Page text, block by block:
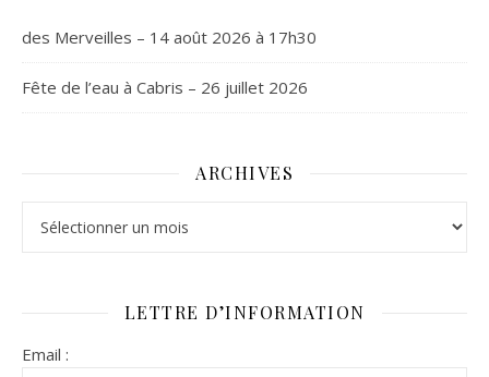
des Merveilles – 14 août 2026 à 17h30
Fête de l’eau à Cabris – 26 juillet 2026
ARCHIVES
LETTRE D’INFORMATION
Email :